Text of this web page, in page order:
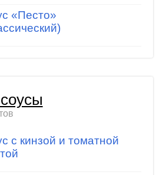
«Песто»
с кинзой и томатной